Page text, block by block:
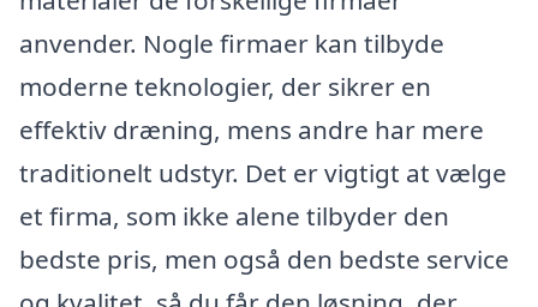
anvender. Nogle firmaer kan tilbyde
moderne teknologier, der sikrer en
effektiv dræning, mens andre har mere
traditionelt udstyr. Det er vigtigt at vælge
et firma, som ikke alene tilbyder den
bedste pris, men også den bedste service